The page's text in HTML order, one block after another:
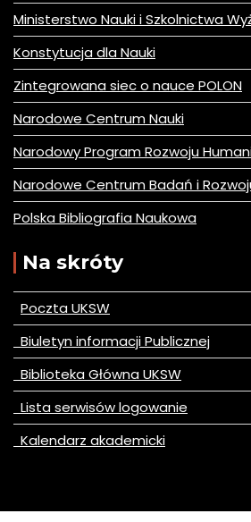
Ministerstwo Nauki i Szkolnictwa
Konstytucja dla Nauki
Zintegrowana siec o nauce POLON
Narodowe Centrum Nauki
Narodowy Program Rozwoju
Narodowe Centrum Badań i
Polska Bibliografia Naukowa
Na skróty
Poczta UKSW
Biuletyn informacji Publicznej
Biblioteka Główna UKSW
Lista serwisów logowanie
Kalendarz akademicki